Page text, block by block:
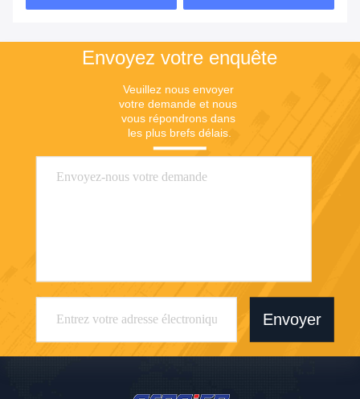
Envoyez votre enquête
Veuillez nous envoyer
votre demande et nous
vous répondrons dans
les plus brefs délais.
Envoyer